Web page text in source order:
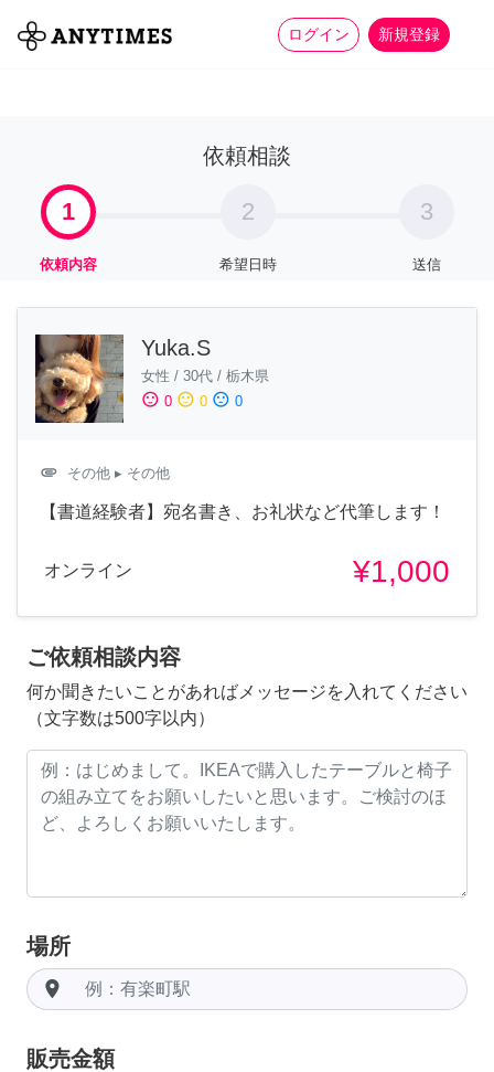
ログイン 新規登録
全て 家事 more_horiz
依頼相談
1
依頼内容
2
希望日時
3
送信
Yuka.S
女性 / 30代 / 栃木県
sentiment_satisfied 0 sentiment_neutral 0 sentiment_dissatisfied 0
attachment その他 ▸ その他
【書道経験者】宛名書き、お礼状など代筆します！
オンライン ¥1,000
ご依頼相談内容
何か聞きたいことがあればメッセージを入れてください
（文字数は500字以内）
場所
room
販売金額